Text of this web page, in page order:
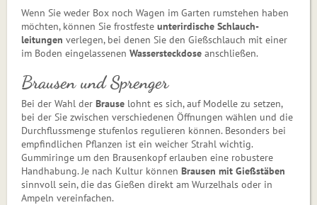
Wenn Sie weder Box noch Wagen im Garten rumstehen haben
möchten, können Sie frostfeste unterirdische Schlauch­
leitungen verlegen, bei denen Sie den Gießschlauch mit einer
im Boden eingelassenen Wassersteckdose anschließen.
Brausen und Sprenger
Bei der Wahl der Brause lohnt es sich, auf Modelle zu setzen,
bei der Sie zwischen verschiedenen Öffnungen wählen und die
Durchflussmenge stufenlos regulieren können. Besonders bei
empfindlichen Pflanzen ist ein weicher Strahl wichtig.
Gummiringe um den Brausenkopf erlauben eine robustere
Handhabung. Je nach Kultur können Brausen mit Gießstäben
sinnvoll sein, die das Gießen direkt am Wurzelhals oder in
Ampeln vereinfachen.